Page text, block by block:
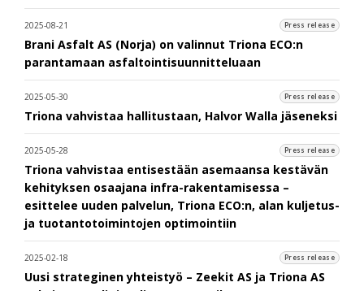
2025-08-21 Press release
Brani Asfalt AS (Norja) on valinnut Triona ECO:n
parantamaan asfaltointisuunnitteluaan
2025-05-30 Press release
Triona vahvistaa hallitustaan, Halvor Walla jäseneksi
2025-05-28 Press release
Triona vahvistaa entisestään asemaansa kestävän
kehityksen osaajana infra-rakentamisessa –
esittelee uuden palvelun, Triona ECO:n, alan kuljetus-
ja tuotantotoimintojen optimointiin
2025-02-18 Press release
Uusi strateginen yhteistyö – Zeekit AS ja Triona AS